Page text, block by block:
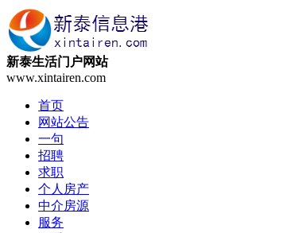
新泰生活门户网站
www.xintairen.com
首页
网站公告
一句
招聘
求职
个人房产
中介房源
服务